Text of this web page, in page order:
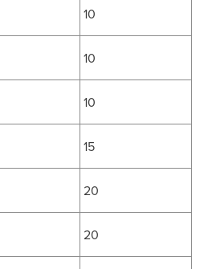
10
10
10
15
20
20